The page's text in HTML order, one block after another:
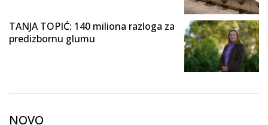
TANJA TOPIĆ: 140 miliona razloga za
predizbornu glumu
NOVO